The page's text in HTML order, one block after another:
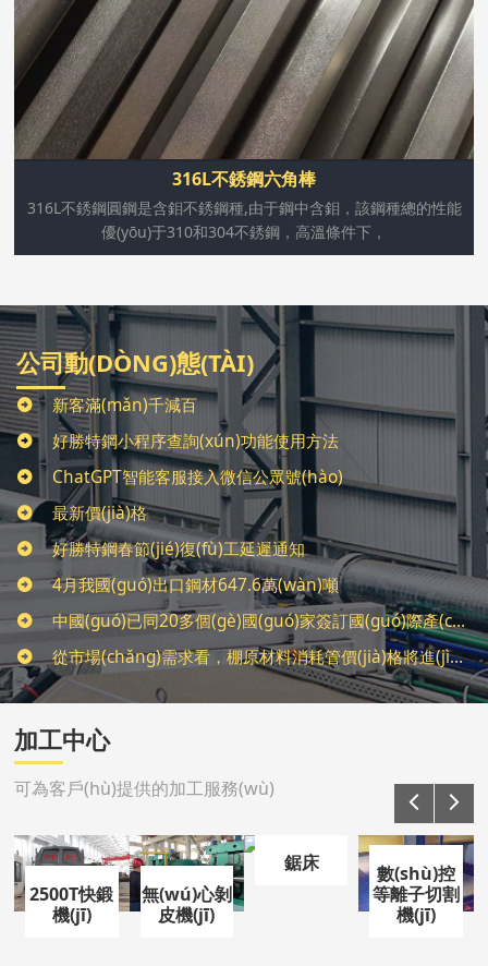
硫酸的濃度低于15%或高于85%時(shí)，具有廣泛的用
途。316L不銹鋼圓鋼還具有良好的耐氯化物侵蝕的性能，
所以通常用于海洋環(huán)境。
316L不銹鋼六角棒
316L不銹鋼圓鋼是含鉬不銹鋼種,由于鋼中含鉬，該鋼種總的性能
優(yōu)于310和304不銹鋼，高溫條件下，
公司動(DÒNG)態(TÀI)
新客滿(mǎn)千減百
好勝特鋼小程序查詢(xún)功能使用方法
ChatGPT智能客服接入微信公眾號(hào)
最新價(jià)格
好勝特鋼春節(jié)復(fù)工延遲通知
4月我國(guó)出口鋼材647.6萬(wàn)噸
中國(guó)已同20多個(gè)國(guó)家簽訂國(guó)際產(chǎn)能協(xié)議
從市場(chǎng)需求看，棚原材料消耗管價(jià)格將進(jìn)入峰值弧頂區(qū)
加工中心
可為客戶(hù)提供的加工服務(wù)
2500T快鍛
機(jī)
無(wú)心剝
皮機(jī)
鋸床
數(shù)控
等離子切割
機(jī)